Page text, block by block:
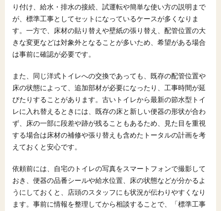
り付け、給水・排水の接続、試運転や簡単な使い方の説明まで
が、標準工事としてセットになっているケースが多くなりま
す。一方で、床材の貼り替えや壁紙の張り替え、配管位置の大
きな変更などは対象外となることが多いため、希望がある場合
は事前に確認が必要です。
また、同じ洋式トイレへの交換であっても、既存の配管位置や
床の状態によって、追加部材が必要になったり、工事時間が延
びたりすることがあります。古いトイレから最新の節水型トイ
レに入れ替えるときには、既存の床と新しい便器の形状が合わ
ず、床の一部に段差や跡が残ることもあるため、見た目を重視
する場合は床材の補修や張り替えも含めたトータルの計画を考
えておくと安心です。
依頼前には、自宅のトイレの写真をスマートフォンで撮影して
おき、便器の品番シールや給水位置、床の状態などが分かるよ
うにしておくと、店頭のスタッフにも状況が伝わりやすくなり
ます。事前に情報を整理してから相談することで、「標準工事